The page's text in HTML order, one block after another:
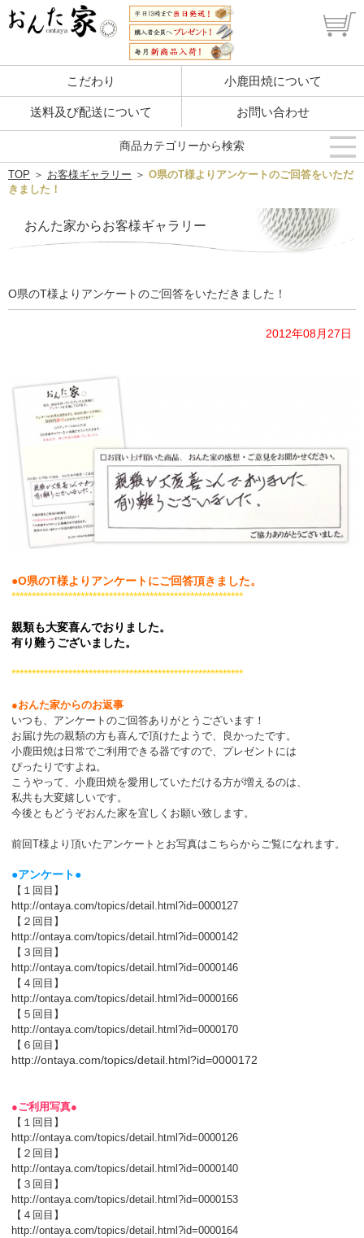
こだわり 小鹿田焼について
送料及び配送について お問い合わせ
TOP ＞ お客様ギャラリー ＞ O県のT様よりアンケートのご回答をいただ
きました！
おんた家からお客様ギャラリー
O県のT様よりアンケートのご回答をいただきました！
2012年08月27日
●O県のT様よりアンケートにご回答頂きました。
*********************************************************
親類も大変喜んでおりました。
有り難うございました。
*********************************************************
●おんた家からのお返事
いつも、アンケートのご回答ありがとうございます！
お届け先の親類の方も喜んで頂けたようで、良かったです。
小鹿田焼は日常でご利用できる器ですので、プレゼントには
ぴったりですよね。
こうやって、小鹿田焼を愛用していただける方が増えるのは、
私共も大変嬉しいです。
今後ともどうぞおんた家を宜しくお願い致します。
前回T様より頂いたアンケートとお写真はこちらからご覧になれます。
●アンケート●
【１回目】
http://ontaya.com/topics/detail.html?id=0000127
【２回目】
http://ontaya.com/topics/detail.html?id=0000142
【３回目】
http://ontaya.com/topics/detail.html?id=0000146
【４回目】
http://ontaya.com/topics/detail.html?id=0000166
【５回目】
http://ontaya.com/topics/detail.html?id=0000170
【６回目】
http://ontaya.com/topics/detail.html?id=0000172
●ご利用写真●
【１回目】
http://ontaya.com/topics/detail.html?id=0000126
【２回目】
http://ontaya.com/topics/detail.html?id=0000140
【３回目】
http://ontaya.com/topics/detail.html?id=0000153
【４回目】
http://ontaya.com/topics/detail.html?id=0000164
商品カテゴリーから検索